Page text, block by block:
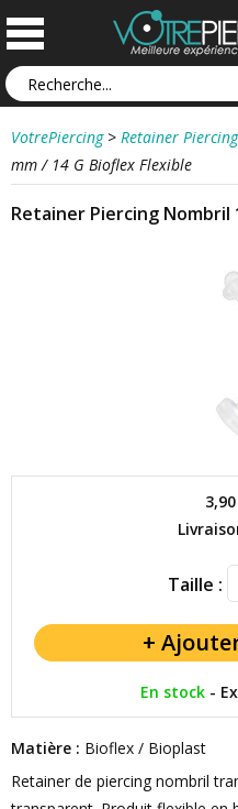
VotrePiercing > Retainer Piercing
mm / 14 G Bioflex Flexible
Retainer Piercing Nombril
Taille :
En stock -
Matière : Bioflex / Bioplast
Retainer de piercing nombril